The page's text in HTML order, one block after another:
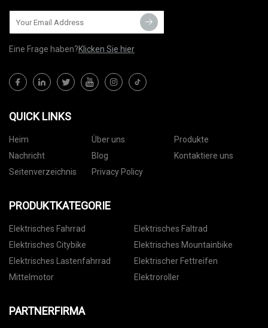
Eine Frage haben?Klicken Sie hier
QUICK LINKS
Heim Über uns
Produkte
Nachricht
Blog
Kontaktiere uns
Seitenverzeichnis
Privacy Policy
PRODUKTKATEGORIE
Elektrisches Fahrrad
Elektrisches Faltrad
Elektrisches Citybike
Elektrisches Mountainbike
Elektrisches Lastenfahrrad
Elektrischer Fettreifen
Mittelmotor
Elektroroller
PARTNERFIRMA